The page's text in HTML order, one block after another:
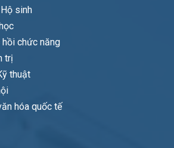
sinh
hồi chức năng
trị
thuật
hóa quốc tế